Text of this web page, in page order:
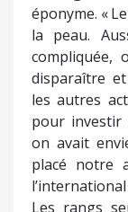
éponyme. «
la peau.
compliquée,
disparaître
les autres
pour investir
on avait
placé notre
l’international
Les rangs